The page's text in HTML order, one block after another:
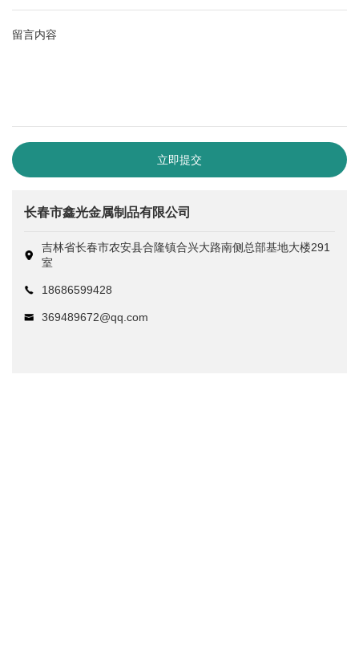
留言内容
立即提交
长春市鑫光金属制品有限公司
吉林省长春市农安县合隆镇合兴大路南侧总部基地大楼291
室
18686599428
369489672@qq.com